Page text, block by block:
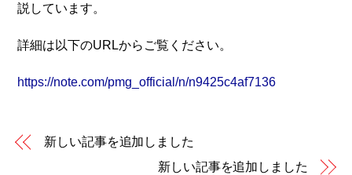
説しています。
詳細は以下のURLからご覧ください。
https://note.com/pmg_official/n/n9425c4af7136
新しい記事を追加しました
新しい記事を追加しました